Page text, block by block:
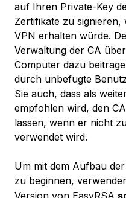
auf Ihren Private-Key
Zertifikate zu
VPN erhalten würde.
Verwaltung der CA
Computer dazu
durch unbefugte
Sie auch, dass als
empfohlen wird, den
lassen, wenn er nicht
verwendet wird.
Um mit dem Aufbau
zu beginnen,